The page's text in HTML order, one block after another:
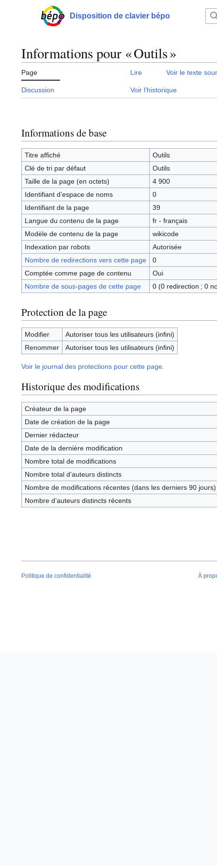
Menu principalDisposition de clavier bépo
Informations pour « Outils »
Page
Discussion
Lire Voir le texte
Voir l’historique
Informations de base
Titre affiché
Outils
Clé de tri par défaut
Outils
Taille de la page (en octets)
4 900
Identifiant dʼespace de noms
0
Identifiant de la page
39
Langue du contenu de la page
fr - français
Modèle de contenu de la page
wikicode
Indexation par robots
Autorisée
Nombre de redirections vers cette page
0
Comptée comme page de contenu
Oui
Nombre de sous-pages de cette page
0 (0 redirection ; 0
Protection de la page
Modifier
Autoriser tous les utilisateurs (infini)
Renommer
Autoriser tous les utilisateurs (infini)
Voir le journal des protections pour cette page.
Historique des modifications
Créateur de la page
Date de création de la page
Dernier rédacteur
Date de la dernière modification
Nombre total de modifications
Nombre total d’auteurs distincts
Nombre de modifications récentes (dans les derniers 90 jours)
Nombre d’auteurs distincts récents
Politique de confidentialité À